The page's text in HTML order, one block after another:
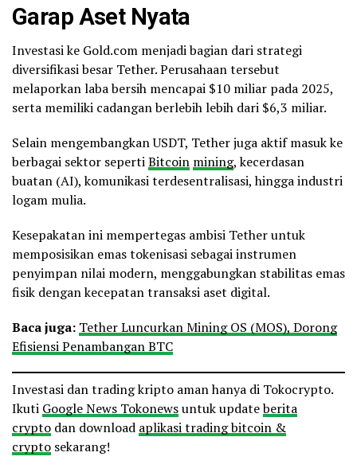
Garap Aset Nyata
Investasi ke Gold.com menjadi bagian dari strategi
diversifikasi besar Tether. Perusahaan tersebut
melaporkan laba bersih mencapai $10 miliar pada 2025,
serta memiliki cadangan berlebih lebih dari $6,3 miliar.
Selain mengembangkan USDT, Tether juga aktif masuk ke
berbagai sektor sepertiBitcoin mining, kecerdasan
buatan (AI), komunikasi terdesentralisasi, hingga industri
logam mulia.
Kesepakatan ini mempertegas ambisi Tether untuk
memposisikan emas tokenisasi sebagai instrumen
penyimpan nilai modern, menggabungkan stabilitas emas
fisik dengan kecepatan transaksi aset digital.
Baca juga: Tether Luncurkan Mining OS (MOS), Dorong
Efisiensi Penambangan BTC
Investasi dan trading kripto aman hanya di Tokocrypto.
Ikuti Google News Tokonewsuntuk updateberita
crypto dan download aplikasi trading bitcoin &
crypto sekarang!